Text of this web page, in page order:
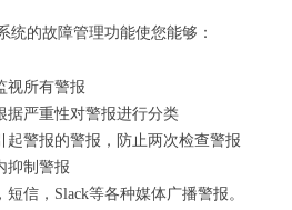
统的故障管理功能使您能够：
视所有警报
据严重性对警报进行分类
起警报的警报，防止两次检查警报
抑制警报
信，Slack等各种媒体广播警报。